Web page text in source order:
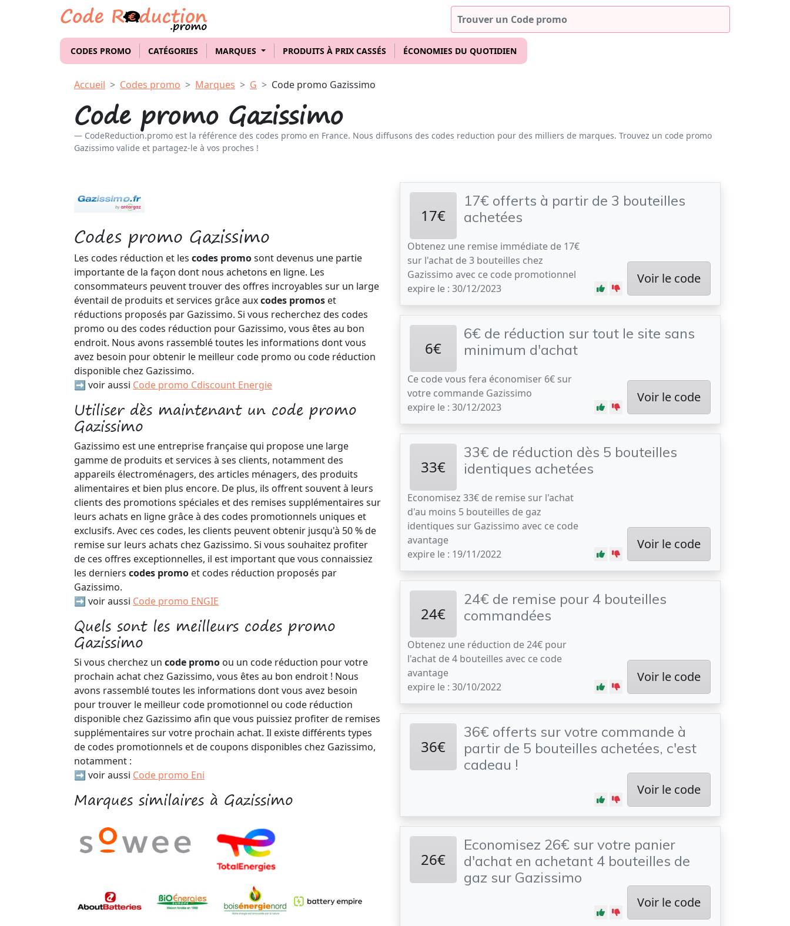
CODES PROMO CATÉGORIES MARQUES PRODUITS À PRIX CASSÉS ÉCONOMIES DU QUOTIDIEN
Accueil Codes promo Marques G Code promo Gazissimo
Code promo Gazissimo
CodeReduction.promo est la référence des codes promo en France. Nous diffusons des codes reduction pour des milliers de marques. Trouvez un code promo
Gazissimo valide et partagez-le à vos proches !
Codes promo Gazissimo
Les codes réduction et les codes promosont devenus une partie
importante de la façon dont nous achetons en ligne. Les
consommateurs peuvent trouver des offres incroyables sur un large
éventail de produits et services grâce auxcodes promos et
réductions proposés par Gazissimo. Si vous recherchez des codes
promo ou des codes réduction pour Gazissimo, vous êtes au bon
endroit. Nous avons rassemblé toutes les informations dont vous
avez besoin pour obtenir le meilleur code promo ou code réduction
disponible chez Gazissimo.
➡️ voir aussi Code promo Cdiscount Energie
Utiliser dès maintenant un code promo
Gazissimo
Gazissimo est une entreprise française qui propose une large
gamme de produits et services à ses clients, notamment des
appareils électroménagers, des articles ménagers, des produits
alimentaires et bien plus encore. De plus, ils offrent souvent à leurs
clients des promotions spéciales et des remises supplémentaires sur
leurs achats en ligne grâce à des codes promotionnels uniques et
exclusifs. Avec ces codes, les clients peuvent obtenir jusqu'à 50 % de
remise sur leurs achats chez Gazissimo. Si vous souhaitez profiter
de ces offres exceptionnelles, il est important que vous connaissiez
les derniers codes promo et codes réduction proposés par
Gazissimo.
➡️ voir aussi Code promo ENGIE
Quels sont les meilleurs codes promo
Gazissimo
Si vous cherchez un code promo ou un code réduction pour votre
prochain achat chez Gazissimo, vous êtes au bon endroit ! Nous
avons rassemblé toutes les informations dont vous avez besoin
pour trouver le meilleur code promotionnel ou code réduction
disponible chez Gazissimo afin que vous puissiez profiter de remises
supplémentaires sur votre prochain achat. Il existe différents types
de codes promotionnels et de coupons disponibles chez Gazissimo,
notamment :
➡️ voir aussi Code promo Eni
Marques similaires à Gazissimo
17€
17€ offerts à partir de 3 bouteilles
achetées
Obtenez une remise immédiate de 17€
sur l'achat de 3 bouteilles chez
Gazissimo avec ce code promotionnel
expire le : 30/12/2023
Voir le code
6€
6€ de réduction sur tout le site sans
minimum d'achat
Ce code vous fera économiser 6€ sur
votre commande Gazissimo
expire le : 30/12/2023
Voir le code
33€
33€ de réduction dès 5 bouteilles
identiques achetées
Economisez 33€ de remise sur l'achat
d'au moins 5 bouteilles de gaz
identiques sur Gazissimo avec ce code
avantage
expire le : 19/11/2022
Voir le code
24€
24€ de remise pour 4 bouteilles
commandées
Obtenez une réduction de 24€ pour
l'achat de 4 bouteilles avec ce code
avantage
expire le : 30/10/2022
Voir le code
36€
36€ offerts sur votre commande à
partir de 5 bouteilles achetées, c'est
cadeau !
Voir le code
26€
Economisez 26€ sur votre panier
d'achat en achetant 4 bouteilles de
gaz sur Gazissimo
Voir le code